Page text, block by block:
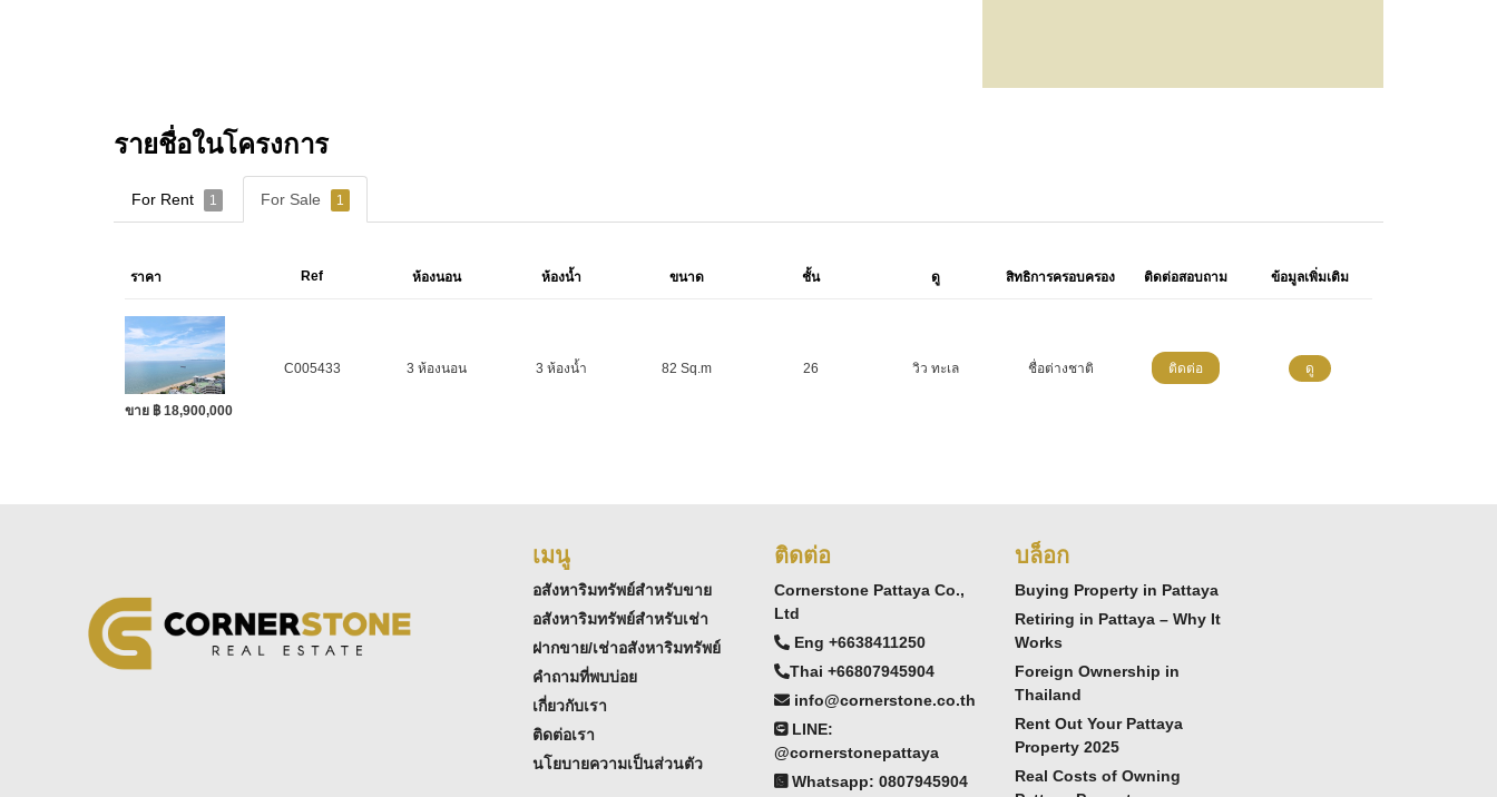
รายชื่อในโครงการ
For Rent 1 For Sale 1
ราคา Ref ห้องนอน ห้องน้ำ ขนาด ชั้น ดู สิทธิการครอบครอง ติดต่อสอบถาม ข้อมูลเพิ่มเติม
ขาย ฿ 18,900,000
C005433 3 ห้องนอน 3 ห้องน้ำ 82 Sq.m 26 วิว ทะเล ชื่อต่างชาติ ติดต่อ ดู
เมนู
อสังหาริมทรัพย์สำหรับขาย
อสังหาริมทรัพย์สำหรับเช่า
ฝากขาย/เช่าอสังหาริมทรัพย์
คำถามที่พบบ่อย
เกี่ยวกับเรา
ติดต่อเรา
นโยบายความเป็นส่วนตัว
ติดต่อ
Cornerstone Pattaya Co.,
Ltd
Eng +6638411250
Thai +66807945904
info@cornerstone.co.th
LINE:
@cornerstonepattaya
Whatsapp: 0807945904
บล็อก
Buying Property in Pattaya
Retiring in Pattaya – Why It
Works
Foreign Ownership in
Thailand
Rent Out Your Pattaya
Property 2025
Real Costs of Owning